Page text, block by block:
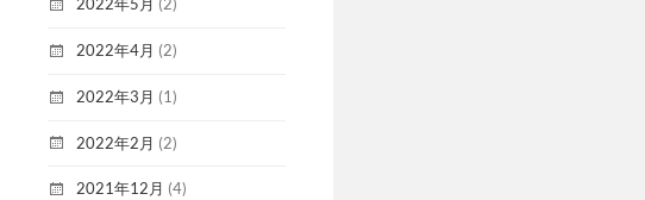
2022年5月 (2)
2022年4月 (2)
2022年3月 (1)
2022年2月 (2)
2021年12月 (4)